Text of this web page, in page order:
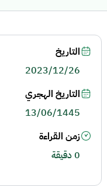
التاريخ
2023/12/26
التاريخ الهجري
13/06/1445
زمن القراءة
0 دقيقة